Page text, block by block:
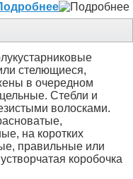
стелющиеся,
в очередном
Стебли и
волосками.
на коротких
правильные или
коробочка